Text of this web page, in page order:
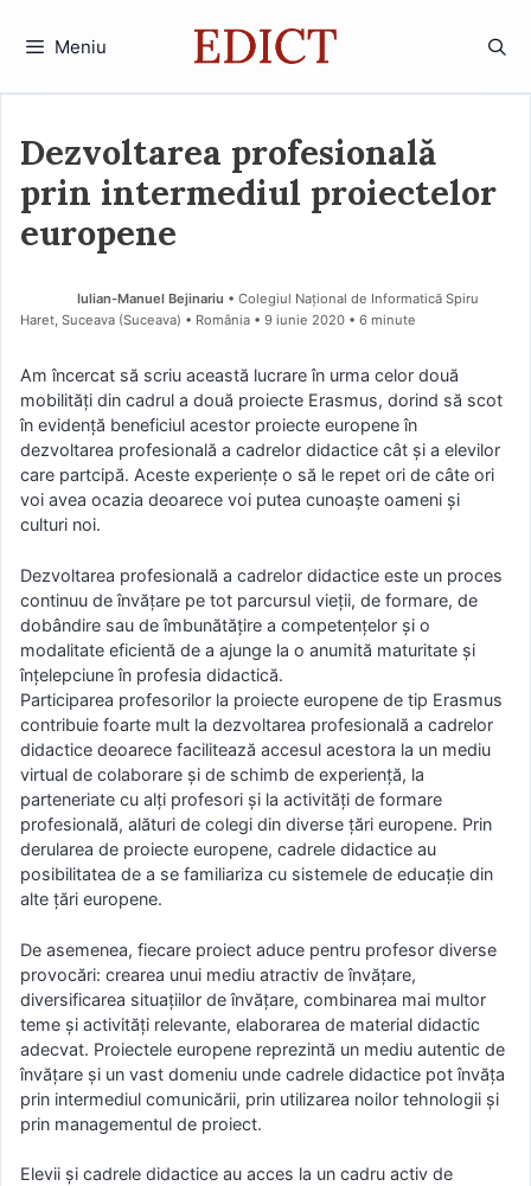
Meniu
Dezvoltarea profesională
prin intermediul proiectelor
europene
Iulian-Manuel Bejinariu • Colegiul Național de Informatică Spiru
Haret, Suceava (Suceava) • România
9 iunie 2020 • 6 minute
Am încercat să scriu această lucrare în urma celor două
mobilități din cadrul a două proiecte Erasmus, dorind să scot
în evidență beneficiul acestor proiecte europene în
dezvoltarea profesională a cadrelor didactice cât și a elevilor
care partcipă. Aceste experiențe o să le repet ori de câte ori
voi avea ocazia deoarece voi putea cunoaște oameni și
culturi noi.
Dezvoltarea profesională a cadrelor didactice este un proces
continuu de învăţare pe tot parcursul vieţii, de formare, de
dobândire sau de îmbunătăţire a competenţelor şi o
modalitate eficientă de a ajunge la o anumită maturitate şi
înţelepciune în profesia didactică.
Participarea profesorilor la proiecte europene de tip Erasmus
contribuie foarte mult la dezvoltarea profesională a cadrelor
didactice deoarece facilitează accesul acestora la un mediu
virtual de colaborare şi de schimb de experienţă, la
parteneriate cu alţi profesori şi la activităţi de formare
profesională, alături de colegi din diverse ţări europene. Prin
derularea de proiecte europene, cadrele didactice au
posibilitatea de a se familiariza cu sistemele de educaţie din
alte ţări europene.
De asemenea, fiecare proiect aduce pentru profesor diverse
provocări: crearea unui mediu atractiv de învăţare,
diversificarea situaţiilor de învăţare, combinarea mai multor
teme şi activităţi relevante, elaborarea de material didactic
adecvat. Proiectele europene reprezintă un mediu autentic de
învăţare şi un vast domeniu unde cadrele didactice pot învăţa
prin intermediul comunicării, prin utilizarea noilor tehnologii şi
prin managementul de proiect.
Elevii şi cadrele didactice au acces la un cadru activ de